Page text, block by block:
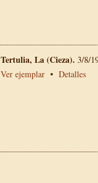
Tertulia, La (Cieza). 3/8/
Ver ejemplar • Detalles